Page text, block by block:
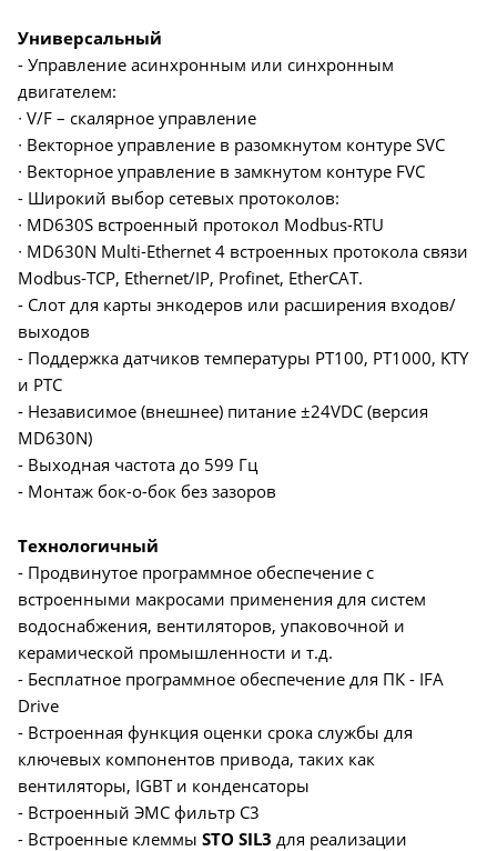
Универсальный
- Управление асинхронным или синхронным
двигателем:
∙ V/F – скалярное управление
∙ Векторное управление в разомкнутом контуре SVC
∙ Векторное управление в замкнутом контуре FVC
- Широкий выбор сетевых протоколов:
∙ MD630S встроенный протокол Modbus-RTU
∙ MD630N Multi-Ethernet 4 встроенных протокола связи
Modbus-TCP, Ethernet/IP, Profinet, EtherCAT.
- Слот для карты энкодеров или расширения входов/
выходов
- Поддержка датчиков температуры PT100, PT1000, KTY
и PTC
- Независимое (внешнее) питание ±24VDC (версия
MD630N)
- Выходная частота до 599 Гц
- Монтаж бок-о-бок без зазоров
Технологичный
- Продвинутое программное обеспечение с
встроенными макросами применения для систем
водоснабжения, вентиляторов, упаковочной и
керамической промышленности и т.д.
- Бесплатное программное обеспечение для ПК - IFA
Drive
- Встроенная функция оценки срока службы для
ключевых компонентов привода, таких как
вентиляторы, IGBT и конденсаторы
- Встроенный ЭМС фильтр С3
- Встроенные клеммы STO SIL3 для реализации